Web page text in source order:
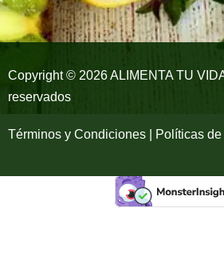
o
k
-
r
a
m
Copyright © 2026 ALIMENTA TU
reservados
Términos y Condiciones | Políticas